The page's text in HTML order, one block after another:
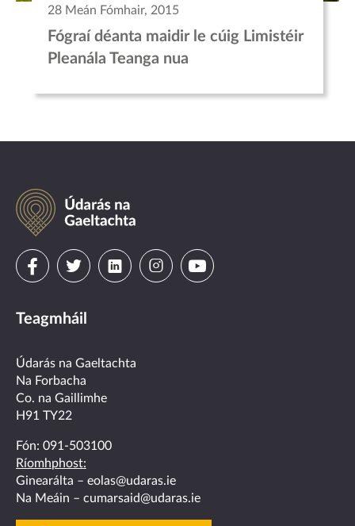
28 Meán Fómhair, 2015
Fógraí déanta maidir le cúig Limistéir
Pleanála Teanga nua
Údarás
na
Gaeltachta
Visit
on
facebook
Visit
on
twitter
Visit
linkedin
VisitVisit
Teagmháil
Údarás na Gaeltachta
Na Forbacha
Co. na Gaillimhe
H91 TY22
Fón: 091-503100
Ríomhphost:
Ginearálta – eolas@udaras.ie
Na Meáin – cumarsaid@udaras.ie